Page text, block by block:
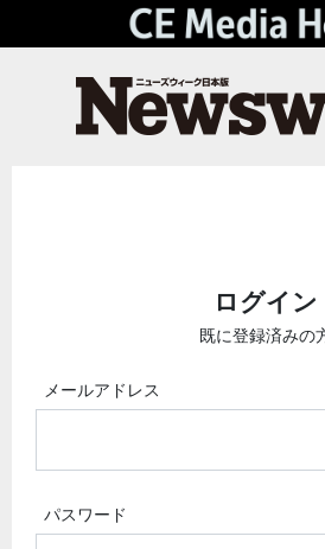
ログイン
既に登録済みの
メールアドレス
パスワード